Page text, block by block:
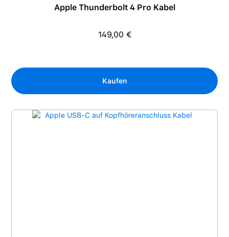
Apple Thunderbolt 4 Pro Kabel
Regulärer Preis:
149,00 €
Kaufen